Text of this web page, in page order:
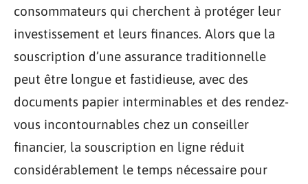
consommateurs qui cherchent à protéger leur
investissement et leurs finances. Alors que la
souscription d’une assurance traditionnelle
peut être longue et fastidieuse, avec des
documents papier interminables et des rendez-
vous incontournables chez un conseiller
financier, la souscription en ligne réduit
considérablement le temps nécessaire pour